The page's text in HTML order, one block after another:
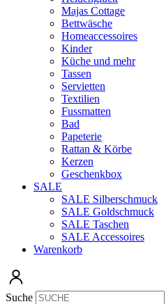
Majas Cottage
Bettwäsche
Homeaccessoires
Kinder
Küche und mehr
Tassen
Servietten
Textilien
Fussmatten
Bad
Papeterie
Rattan & Körbe
Kerzen
Geschenkbox
SALE
SALE Silberschmuck
SALE Goldschmuck
SALE Taschen
SALE Accessoires
Warenkorb
Suche